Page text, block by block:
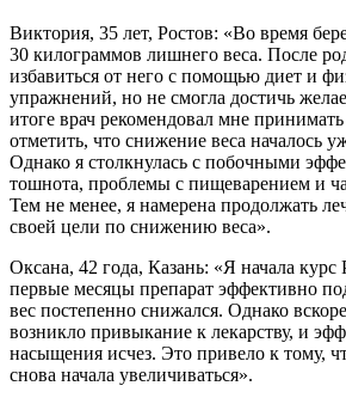
Виктория, 35 лет, Ростов: «Во время
30 килограммов лишнего веса. После
избавиться от него с помощью диет и
упражнений, но не смогла достичь
итоге врач рекомендовал мне
отметить, что снижение веса началось
Однако я столкнулась с побочными
тошнота, проблемы с пищеварением и
Тем не менее, я намерена продолжать
своей цели по снижению веса».
Оксана, 42 года, Казань: «Я начала
первые месяцы препарат эффективно
вес постепенно снижался. Однако
возникло привыкание к лекарству, и
насыщения исчез. Это привело к тому,
снова начала увеличиваться».